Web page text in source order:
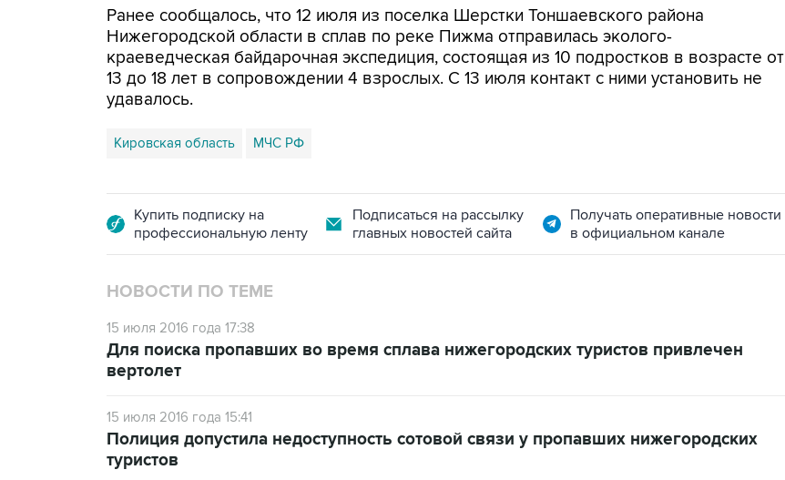
Ранее сообщалось, что 12 июля из поселка Шерстки Тоншаевского района
Нижегородской области в сплав по реке Пижма отправилась эколого-
краеведческая байдарочная экспедиция, состоящая из 10 подростков в возрасте от
13 до 18 лет в сопровождении 4 взрослых. С 13 июля контакт с ними установить не
удавалось.
Кировская область МЧС РФ
Купить подписку на
профессиональную ленту
Подписаться на рассылку
главных новостей сайта
Получать оперативные новости
в официальном канале
НОВОСТИ ПО ТЕМЕ
15 июля 2016 года 17:38
Для поиска пропавших во время сплава нижегородских туристов привлечен
вертолет
15 июля 2016 года 15:41
Полиция допустила недоступность сотовой связи у пропавших нижегородских
туристов